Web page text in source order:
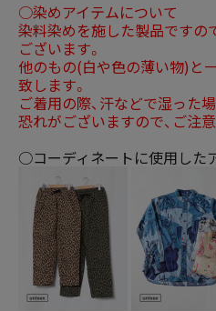
○染めアイテムについて
染料染めを施した製品ですの
ございます。
他のもの(白や色の薄い物)と
致します。
ご着用の際、汗などで湿った
恐れがございますので、ご注意
○コーディネートに使用した